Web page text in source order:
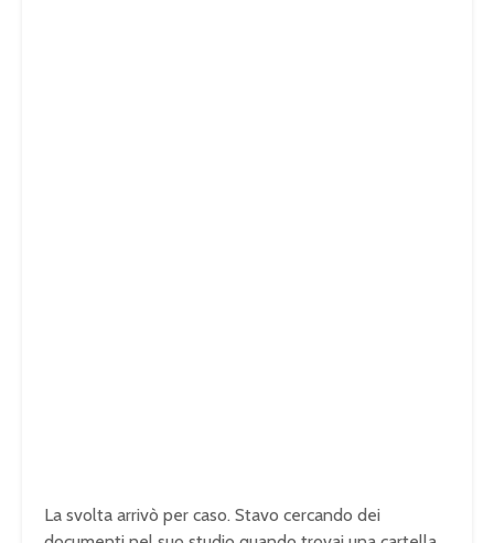
La svolta arrivò per caso. Stavo cercando dei